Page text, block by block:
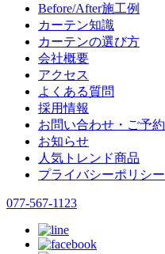
Before/After施工例
カーテン知識
カーテンの選び方
会社概要
アクセス
よくある質問
採用情報
お問い合わせ・ご予約
お知らせ
人気トレンド商品
プライバシーポリシー
077-567-1123